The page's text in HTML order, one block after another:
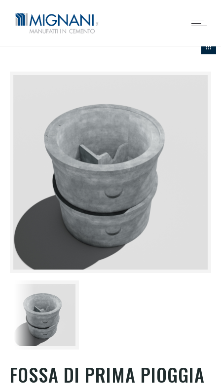
FOSSA DI PRIMA PIOGGIA